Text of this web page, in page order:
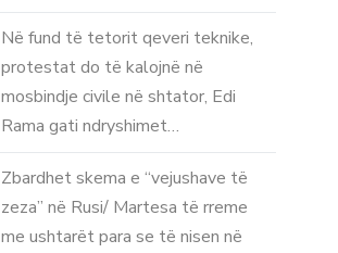
Në fund të tetorit qeveri teknike,
protestat do të kalojnë në
mosbindje civile në shtator, Edi
Rama gati ndryshimet…
Zbardhet skema e “vejushave të
zeza” në Rusi/ Martesa të rreme
me ushtarët para se të nisen në